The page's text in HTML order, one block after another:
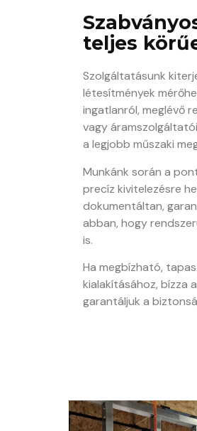
teljes
Szolgáltatásunk
létesítmények
ingatlanról, meglévő
vagy
a legjobb műszaki
Munkánk során a
precíz kivitelezésre
dokumentáltan,
abban, hogy
is.
Ha megbízható,
kialakításához, bízza
garantáljuk a